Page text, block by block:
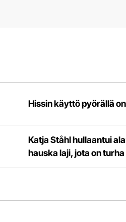
Hissin käyttö pyörällä
Katja Ståhl hullaantui
hauska laji, jota on